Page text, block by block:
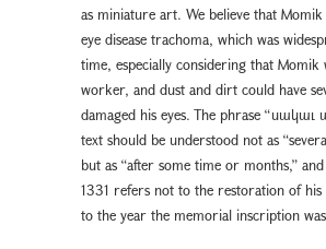
as miniature art. We believe that Momik
eye disease trachoma, which was
time, especially considering that Momik
worker, and dust and dirt could have
damaged his eyes. The phrase
text should be understood not as
but as “after some time or months,”
1331 refers not to the restoration of his
to the year the memorial inscription